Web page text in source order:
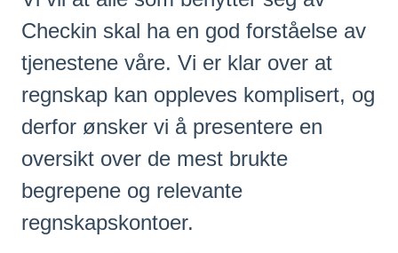
Checkin skal ha en god forståelse av
tjenestene våre. Vi er klar over at
regnskap kan oppleves komplisert, og
derfor ønsker vi å presentere en
oversikt over de mest brukte
begrepene og relevante
regnskapskontoer.